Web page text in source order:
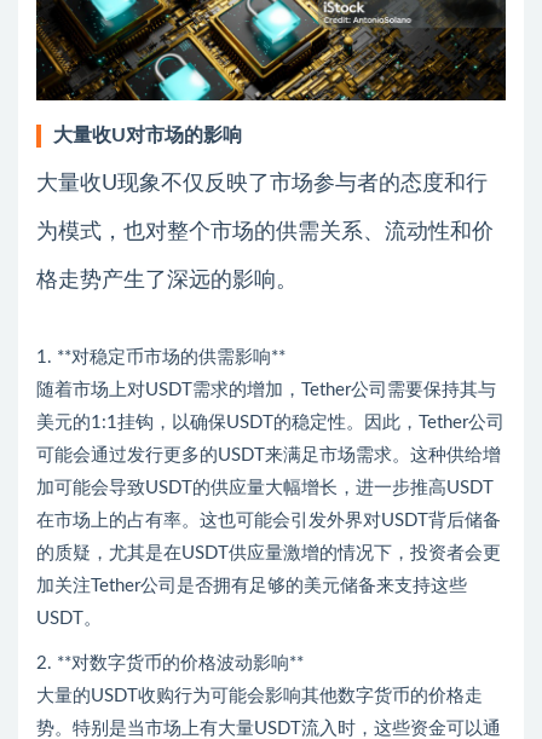
大量收U对市场的影响
大量收U现象不仅反映了市场参与者的态度和行
为模式，也对整个市场的供需关系、流动性和价
格走势产生了深远的影响。
1. **对稳定币市场的供需影响**
随着市场上对USDT需求的增加，Tether公司需要保持其与
美元的1:1挂钩，以确保USDT的稳定性。因此，Tether公司
可能会通过发行更多的USDT来满足市场需求。这种供给增
加可能会导致USDT的供应量大幅增长，进一步推高USDT
在市场上的占有率。这也可能会引发外界对USDT背后储备
的质疑，尤其是在USDT供应量激增的情况下，投资者会更
加关注Tether公司是否拥有足够的美元储备来支持这些
USDT。
2. **对数字货币的价格波动影响**
大量的USDT收购行为可能会影响其他数字货币的价格走
势。特别是当市场上有大量USDT流入时，这些资金可以通